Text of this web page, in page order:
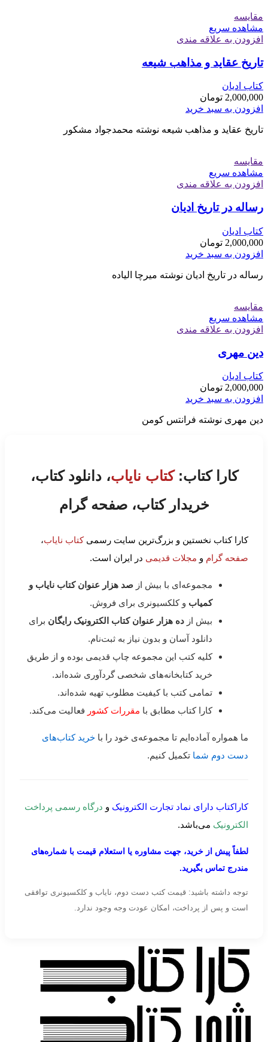
مقایسه
مشاهده سریع
افزودن به علاقه مندی
تاریخ عقاید و مذاهب شیعه
کتاب ادیان
2,000,000 تومان
افزودن به سبد خرید
تاریخ عقاید و مذاهب شیعه نوشته محمدجواد مشکور
مقایسه
مشاهده سریع
افزودن به علاقه مندی
رساله در تاریخ ادیان
کتاب ادیان
2,000,000 تومان
افزودن به سبد خرید
رساله در تاریخ ادیان نوشته میرچا الیاده
مقایسه
مشاهده سریع
افزودن به علاقه مندی
دین مهری
کتاب ادیان
2,000,000 تومان
افزودن به سبد خرید
دین مهری نوشته فرانتس کومن
کارا کتاب:کتاب نایاب، دانلود کتاب،
خریدار کتاب، صفحه گرام
کارا کتاب نخستین و بزرگ‌ترین سایت رسمیکتاب نایاب،
صفحه گرام و مجلات قدیمی در ایران است.
مجموعه‌ای با بیش از صد هزار عنوان کتاب نایاب و
کمیاب و کلکسیونری برای فروش.
بیش از ده هزار عنوان کتاب الکترونیک رایگان برای
دانلود آسان و بدون نیاز به ثبت‌نام.
کلیه کتب این مجموعه چاپ قدیمی بوده و از طریق
خرید کتابخانه‌های شخصی گردآوری شده‌اند.
تمامی کتب با کیفیت مطلوب تهیه شده‌اند.
کارا کتاب مطابق با مقررات کشور فعالیت می‌کند.
ما همواره آماده‌ایم تا مجموعه‌ی خود را با خرید کتاب‌های
دست دوم شما تکمیل کنیم.
کاراکتاب دارای نماد تجارت الکترونیک و درگاه رسمی پرداخت
الکترونیک می‌باشد.
لطفاً پیش از خرید، جهت مشاوره یا استعلام قیمت با شماره‌های
مندرج تماس بگیرید.
توجه داشته باشید: قیمت کتب دست دوم، نایاب و کلکسیونری توافقی
است و پس از پرداخت، امکان عودت وجه وجود ندارد.